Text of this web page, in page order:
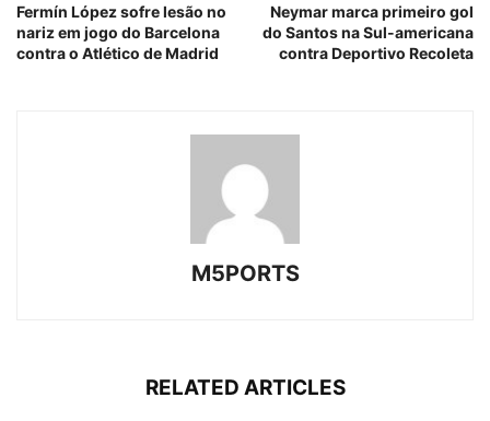
Fermín López sofre lesão no
nariz em jogo do Barcelona
contra o Atlético de Madrid
Neymar marca primeiro gol
do Santos na Sul-americana
contra Deportivo Recoleta
M5PORTS
RELATED ARTICLES